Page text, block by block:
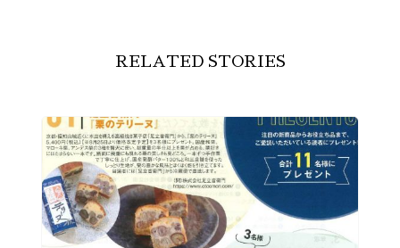
RELATED STORIES